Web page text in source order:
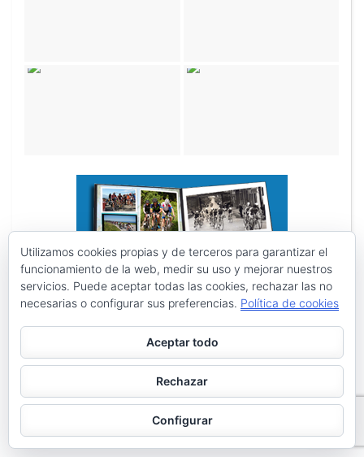
Utilizamos cookies propias y de terceros para garantizar el
funcionamiento de la web, medir su uso y mejorar nuestros
servicios. Puede aceptar todas las cookies, rechazar las no
necesarias o configurar sus preferencias. Política de cookies
Aceptar todo
Rechazar
Configurar